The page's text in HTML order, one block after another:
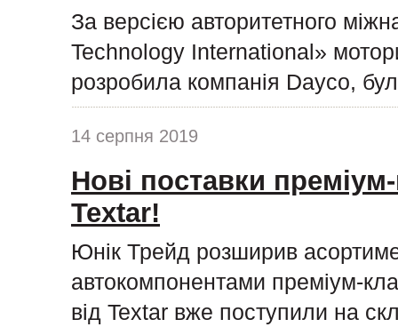
За версією авторитетного
Technology International»
розробила компанія Dayco,
14 серпня 2019
Нові поставки
Textar!
Юнік Трейд розширив
автокомпонентами преміум-
від Textar вже поступили на